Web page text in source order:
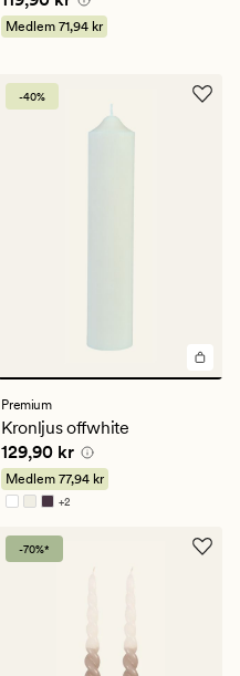
Medlem 71,94 kr
-40%
Premium
Kronljus offwhite
Pris 129,90 kr
129,90 kr
Medlem 77,94 kr
+2
Finns i fler färger
-70%*